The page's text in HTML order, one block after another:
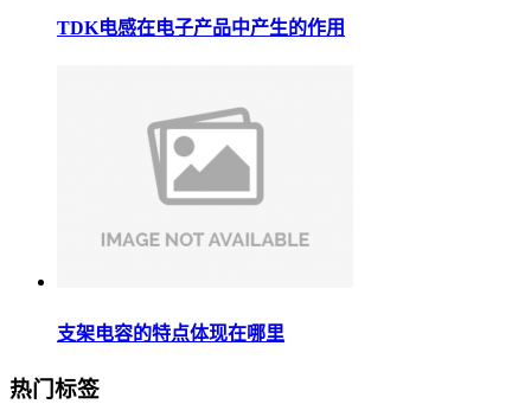
TDK电感在电子产品中产生的作用
支架电容的特点体现在哪里
热门标签